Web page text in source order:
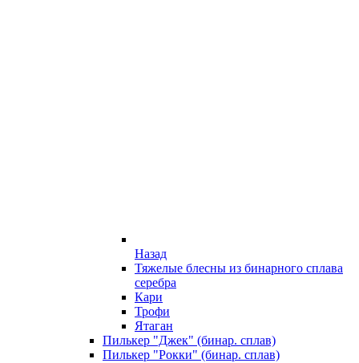
Назад
Тяжелые блесны из бинарного сплава
серебра
Кари
Трофи
Ятаган
Пилькер "Джек" (бинар. сплав)
Пилькер "Рокки" (бинар. сплав)